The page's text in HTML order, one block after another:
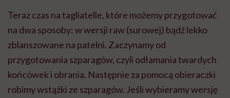
Teraz czas na tagliatelle, które możemy przygotować
na dwa sposoby: w wersji raw (surowej) bądź lekko
zblanszowane na patelni. Zaczynamy od
przygotowania szparagów, czyli odłamania twardych
końcówek i obrania. Następnie za pomocą obieraczki
robimy wstążki ze szparagów. Jeśli wybieramy wersję